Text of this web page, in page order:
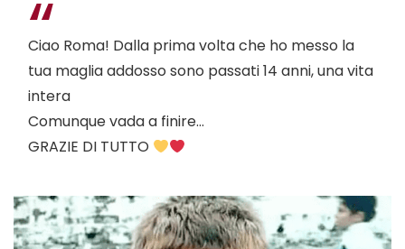
Ciao Roma! Dalla prima volta che ho messo la
tua maglia addosso sono passati 14 anni, una vita
intera
Comunque vada a finire…
GRAZIE DI TUTTO